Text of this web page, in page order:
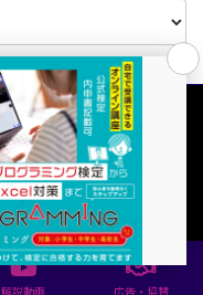
解説動画 広告・協賛